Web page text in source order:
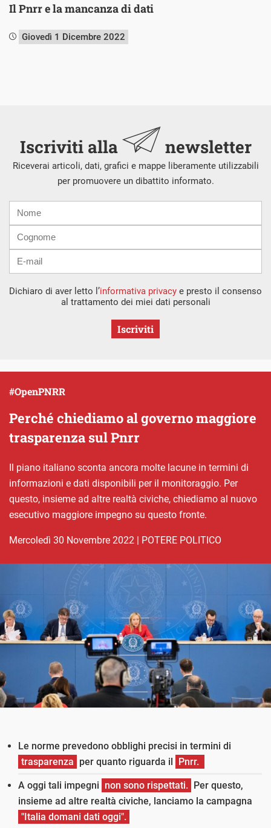
Il Pnrr e la mancanza di dati
Giovedì 1 Dicembre 2022
Iscriviti alla newsletter
Riceverai articoli, dati, grafici e mappe liberamente utilizzabili
per promuovere un dibattito informato.
mail
Dichiaro di aver letto l’informativa privacy e presto il consenso
al trattamento dei miei dati personali
Iscriviti
Perché chiediamo al governo maggiore
trasparenza sul Pnrr
#OpenPNRR
Il piano italiano sconta ancora molte lacune in termini di
informazioni e dati disponibili per il monitoraggio. Per
questo, insieme ad altre realtà civiche, chiediamo al nuovo
esecutivo maggiore impegno su questo fronte.
mercoledì 30 Novembre 2022 | POTERE POLITICO
Le norme prevedono obblighi precisi in termini di
trasparenza per quanto riguarda il Pnrr.
A oggi tali impegni non sono rispettati. Per questo,
insieme ad altre realtà civiche, lanciamo la campagna
"Italia domani dati oggi".